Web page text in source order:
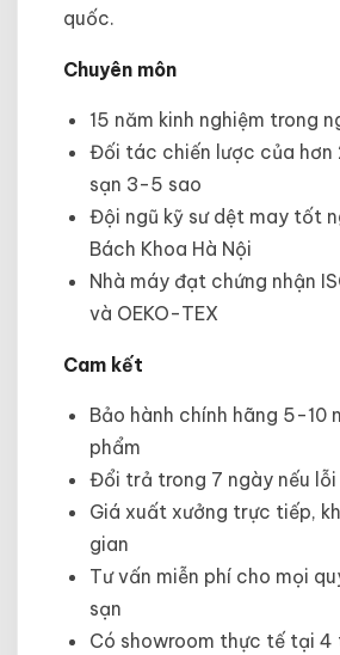
quốc.
Chuyên môn
15 năm kinh nghiệm trong
Đối tác chiến lược của hơn
sạn 3-5 sao
Đội ngũ kỹ sư dệt may tốt
Bách Khoa Hà Nội
Nhà máy đạt chứng nhận
và OEKO-TEX
Cam kết
Bảo hành chính hãng 5-10
phẩm
Đổi trả trong 7 ngày nếu
Giá xuất xưởng trực tiếp,
gian
Tư vấn miễn phí cho mọi
sạn
Có showroom thực tế tại 4